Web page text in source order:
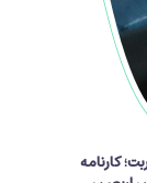
کارنامه